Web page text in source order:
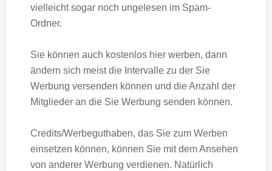
vielleicht sogar noch ungelesen im Spam-
Ordner.
Sie können auch kostenlos hier werben, dann
ändern sich meist die Intervalle zu der Sie
Werbung versenden können und die Anzahl der
Mitglieder an die Sie Werbung senden können.
Credits/Werbeguthaben, das Sie zum Werben
einsetzen können, können Sie mit dem Ansehen
von anderer Werbung verdienen. Natürlich